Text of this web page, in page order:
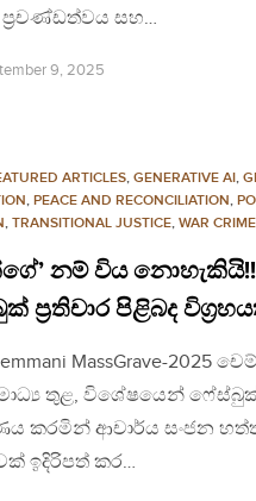
ප්‍රචණ්ඩත්වය සහ…
9, 2025
ARTICLES, GENERATIVE AI,
, PEACE AND RECONCILIATION,
, TRANSITIONAL JUSTICE, WAR
නම් විය
ප්‍රතිචාර පිළිබද
MassGrave-
තුළ, විශේෂයෙන්
කරමින් ආචාර්ය සංජන
ඉදිරිපත් කර…